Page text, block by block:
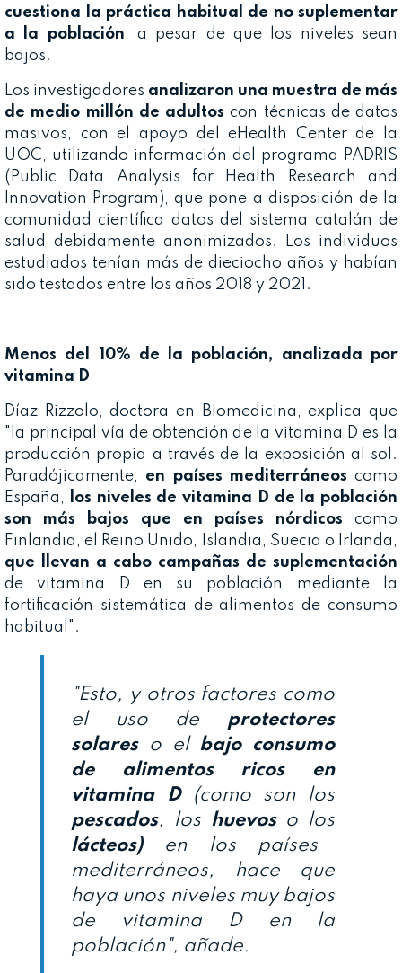
cuestiona la práctica habitual de no suplementar
a la población, a pesar de que los niveles sean
bajos.
Los investigadores analizaron una muestra de más
de medio millón de adultos con técnicas de datos
masivos, con el apoyo del eHealth Center de la
UOC, utilizando información del programa PADRIS
(Public Data Analysis for Health Research and
Innovation Program), que pone a disposición de la
comunidad científica datos del sistema catalán de
salud debidamente anonimizados. Los individuos
estudiados tenían más de dieciocho años y habían
sido testados entre los años 2018 y 2021.
Menos del 10% de la población, analizada por
vitamina D
Díaz Rizzolo, doctora en Biomedicina, explica que
"la principal vía de obtención de la vitamina D es la
producción propia a través de la exposición al sol.
Paradójicamente,
en países mediterráneos como
España,
los niveles de vitamina D de la población
son más bajos que en países nórdicos como
Finlandia, el Reino Unido, Islandia, Suecia o Irlanda,
que llevan a cabo campañas de suplementación
de vitamina D en su población mediante la
fortificación sistemática de alimentos de consumo
habitual".
"Esto, y otros factores como
el uso de protectores
solareso el bajo consumo
de alimentos ricos en
vitamina D
(como son los
pescados, loshuevoso los
lácteos)en los países
mediterráneos, hace que
haya unos niveles muy bajos
de vitamina D en la
población", añade.